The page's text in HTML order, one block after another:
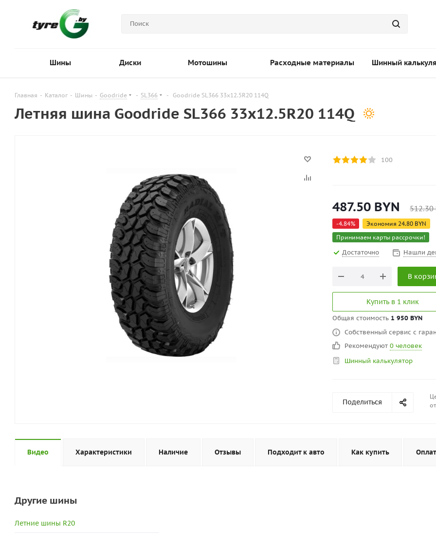
Шины Диски Мотошины Расходные материалы Шинный
Главная - Каталог - Шины - Goodride - SL366 - Goodride SL366 33x12.5R20 114Q
Летняя шина Goodride SL366 33x12.5R20 114Q
100
487.50 BYN 512.30
-4.84% Экономия 24.80 BYN
Принимаем карты рассрочки!
Достаточно Нашли
В
Купить в 1 клик
Общая стоимость 1 950 BYN
Собственный сервис с
Рекомендуют 0 человек
Шинный калькулятор
Поделиться
Видео Характеристики Наличие Отзывы Подходит к авто Как купить
Другие шины
Летние шины R20